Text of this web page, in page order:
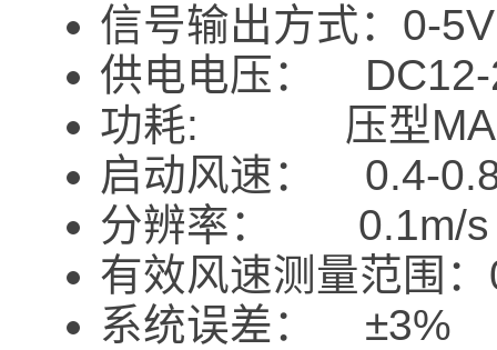
信号输出方式：0-5V
供电电压： DC12-
功耗: 压型
启动风速： 0.4-
分辨率： 0.1m/s
有效风速测量范围
系统误差： ±3%